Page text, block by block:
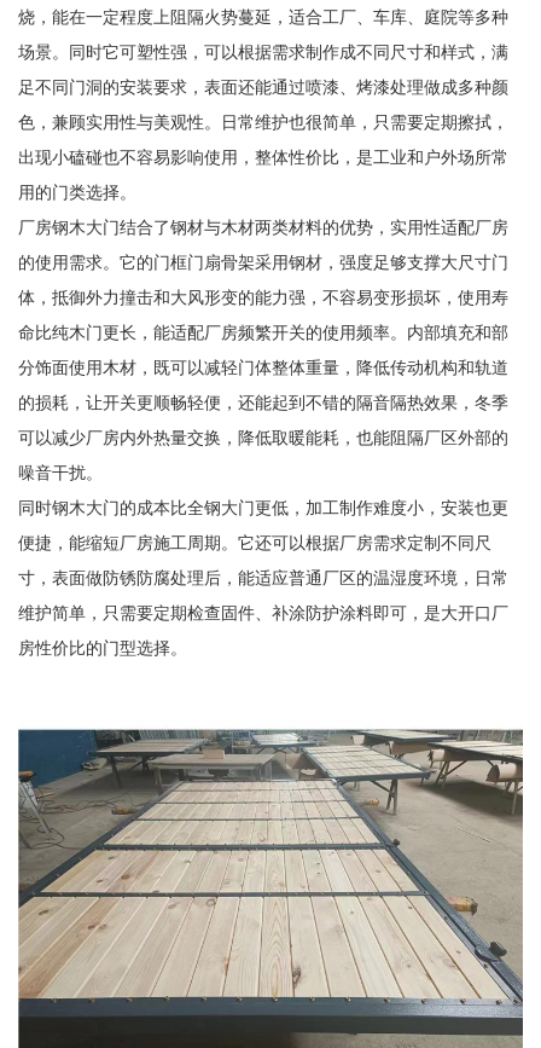
烧，能在一定程度上阻隔火势蔓延，适合工厂、车库、庭院等多种
场景。同时它可塑性强，可以根据需求制作成不同尺寸和样式，满
足不同门洞的安装要求，表面还能通过喷漆、烤漆处理做成多种颜
色，兼顾实用性与美观性。日常维护也很简单，只需要定期擦拭，
出现小磕碰也不容易影响使用，整体性价比，是工业和户外场所常
用的门类选择。
厂房钢木大门结合了钢材与木材两类材料的优势，实用性适配厂房
的使用需求。它的门框门扇骨架采用钢材，强度足够支撑大尺寸门
体，抵御外力撞击和大风形变的能力强，不容易变形损坏，使用寿
命比纯木门更长，能适配厂房频繁开关的使用频率。内部填充和部
分饰面使用木材，既可以减轻门体整体重量，降低传动机构和轨道
的损耗，让开关更顺畅轻便，还能起到不错的隔音隔热效果，冬季
可以减少厂房内外热量交换，降低取暖能耗，也能阻隔厂区外部的
噪音干扰。
同时钢木大门的成本比全钢大门更低，加工制作难度小，安装也更
便捷，能缩短厂房施工周期。它还可以根据厂房需求定制不同尺
寸，表面做防锈防腐处理后，能适应普通厂区的温湿度环境，日常
维护简单，只需要定期检查固件、补涂防护涂料即可，是大开口厂
房性价比的门型选择。